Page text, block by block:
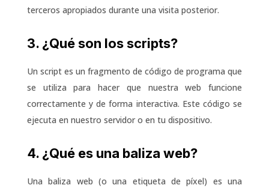
terceros apropiados durante una visita posterior.
3. ¿Qué son los scripts?
Un script es un fragmento de código de programa que
se utiliza para hacer que nuestra web funcione
correctamente y de forma interactiva. Este código se
ejecuta en nuestro servidor o en tu dispositivo.
4. ¿Qué es una baliza web?
Una baliza web (o una etiqueta de píxel) es una